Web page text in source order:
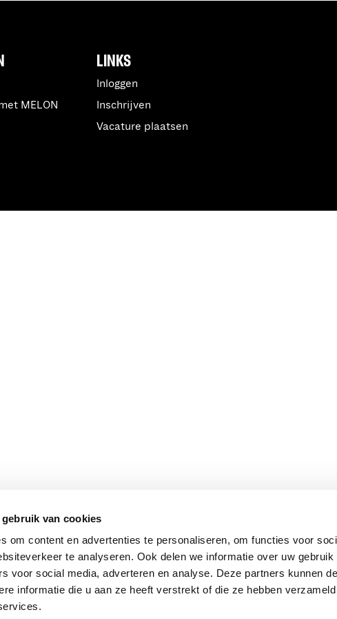
van cookies
om content en advertenties te personaliseren, om functies voor
te analyseren. Ook delen we informatie over uw gebruik
voor social media, adverteren en analyse. Deze partners kunnen
informatie die u aan ze heeft verstrekt of die ze hebben
LINKS
Inloggen
Inschrijven
Vacature plaatsen
MELON